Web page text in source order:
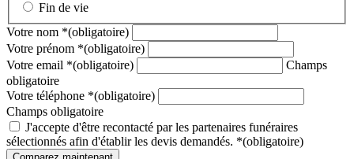
Fin de vie
Votre nom *(obligatoire)
Votre prénom *(obligatoire)
Votre email *(obligatoire)
Champs
obligatoire
Votre téléphone *(obligatoire)
Champs obligatoire
J'accepte d'être recontacté par les partenaires funéraires
sélectionnés afin d'établir les devis demandés. *(obligatoire)